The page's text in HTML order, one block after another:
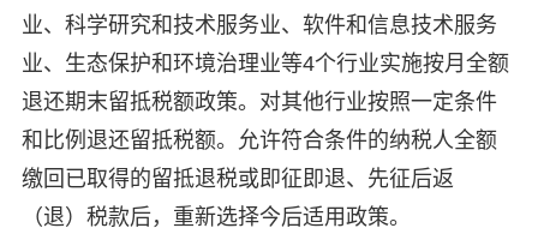
业、科学研究和技术服务业、软件和信息技术服务
业、生态保护和环境治理业等4个行业实施按月全额
退还期末留抵税额政策。对其他行业按照一定条件
和比例退还留抵税额。允许符合条件的纳税人全额
缴回已取得的留抵退税或即征即退、先征后返
（退）税款后，重新选择今后适用政策。